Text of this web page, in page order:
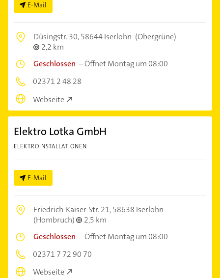
E-Mail
Düsingstr. 30,58644 Iserlohn (Obergrüne)
2,2 km
Geschlossen –Öffnet Montag um 08:00
02371 2 48 28
Webseite
Elektro Lotka GmbH
ELEKTROINSTALLATIONEN
E-Mail
Friedrich-Kaiser-Str. 21,58638 Iserlohn
(Hombruch)
2,5 km
Geschlossen –Öffnet Montag um 08:00
02371 7 72 90 70
Webseite